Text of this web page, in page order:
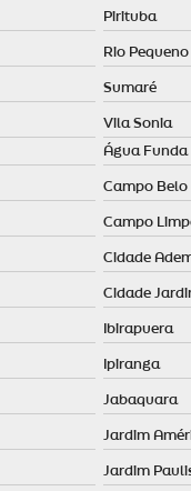
automático
Pirituba
Rio Pequeno
Sumaré
Vila Sonia
Água Funda
Campo Belo
Campo
Cidade
Cidade
Ibirapuera
Ipiranga
Jabaquara
Jardim
Jardim